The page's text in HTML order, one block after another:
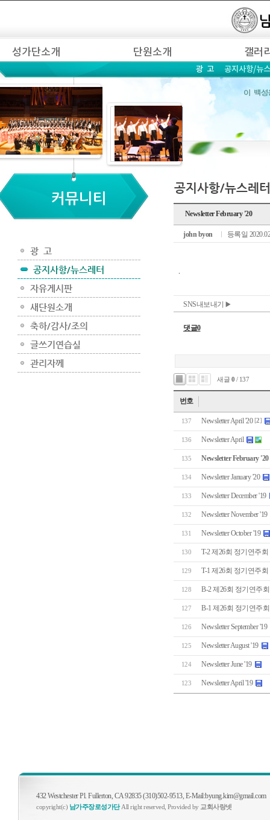
Newsletter February '20
john byon 등록일
SNS내보내기
댓글0
새글 0 / 137
번호
137 Newsletter April '20 [2]
136 Newsletter April
135 Newsletter February '20
134 Newsletter January '20
133 Newsletter December '19
132 Newsletter November '19
131 Newsletter October '19
130 T-2 제26회 정기연주
129 T-1 제26회 정기연주
128 B-2 제26회 정기연주
127 B-1 제26회 정기연주
126 Newsletter September '19
125 Newsletter August '19
124 Newsletter June '19
123 Newsletter April '19
432 Westchester Pl. Fullerton, CA 92835 (310)502-9513, E-Mail:byung.kim@gmail.com
copyright(c) 남가주장로성가단All right reserved, Provided by 교회사랑넷